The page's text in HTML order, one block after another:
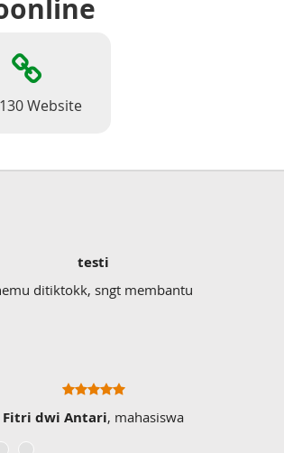
Website
testi
ditiktokk, sngt membantu
Fitri dwi Antari, mahasiswa